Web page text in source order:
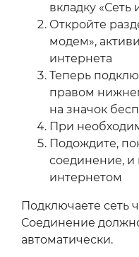
вкладку «Сеть
Откройте
модем»,
интернета
Теперь
правом
на значок
При
Подождите,
соединение, и
интернетом
Подключаете сеть
Соединение
автоматически.